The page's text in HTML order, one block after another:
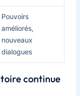
Pouvoirs
améliorés,
nouveaux
dialogues
continue